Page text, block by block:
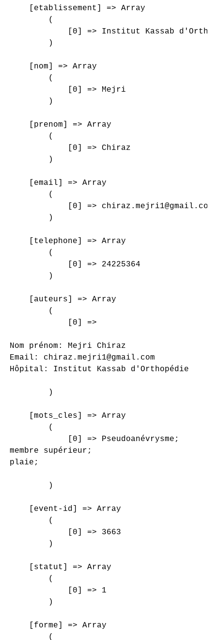
    [etablissement] => Array
        (
[0] => Institut Kassab
        )
    [nom] => Array
        (
            [0] => Mejri
        )
    [prenom] => Array
        (
            [0] => Chiraz
        )
    [email] => Array
        (
            [0] => chiraz.mejri1@gmail.com
        )
    [telephone] => Array
        (
            [0] => 24225364
        )
    [auteurs] => Array
        (
            [0] =>
Nom prénom: Mejri Chiraz
Email: chiraz.mejri1@gmail.com
Hôpital: Institut Kassab d'Orthopédie
        )
    [mots_cles] => Array
        (
            [0] => Pseudoanévrysme;
membre supérieur;
plaie;
        )
    [event-id] => Array
        (
            [0] => 3663
        )
    [statut] => Array
        (
            [0] => 1
        )
    [forme] => Array
        (